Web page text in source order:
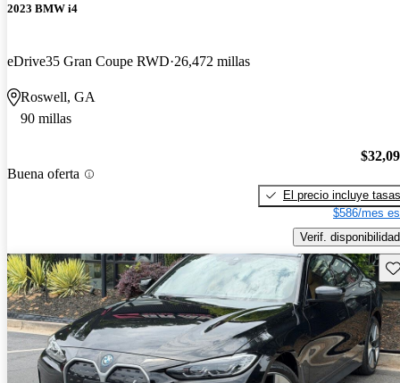
2023 BMW i4
eDrive35 Gran Coupe RWD 26,472 millas
Roswell, GA
90 millas
Buena oferta
El precio incluye tasas
$586/mes
Verif. disponibilidad